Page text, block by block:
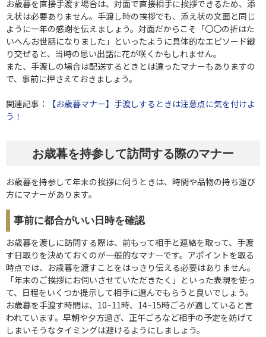
お歳暮を直接手渡す場合は、対面で直接相手に挨拶できるため、添
え状は必要ありません。手渡し時の挨拶でも、添え状の文面と同じ
ように一年の感謝を伝えましょう。対面だからこそ「〇〇の折はた
いへんお世話になりました」といったように具体的なエピソード織
り交ぜると、当時の思い出話に花が咲くかもしれません。
また、手渡しの場合は配送するときとは違ったマナーもありますの
で、事前に押さえておきましょう。
関連記事：
【お歳暮マナー】手渡しするときは注意点に気を付けよ
う！
お歳暮を持参して訪問する際のマナー
お歳暮を持参して年末の挨拶に伺うときは、時間や品物の持ち運び
方にマナーがあります。
事前に都合がいい日時を確認
お歳暮を渡しに訪問する際は、前もって相手と連絡を取って、手渡
す日取りを決めておくのが一般的なマナーです。アポイントを取る
時点では、お歳暮を渡すことをはっきり伝える必要はありません。
「年末のご挨拶にお伺いさせていただきたく」といった表現を使っ
て、日程をいくつか提示して相手に選んでもらうと良いでしょう。
お歳暮を手渡す時間は、10~11時、14~15時ごろが適していると言
われています。早朝や夕方過ぎ、正午ごろなど相手の予定を妨げて
しまいそうなタイミングは避けるようにしましょう。